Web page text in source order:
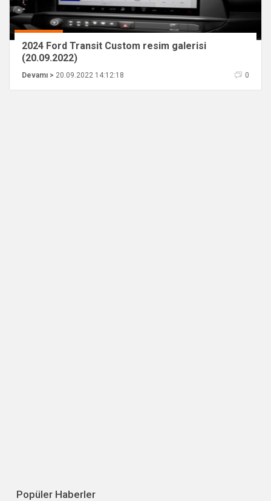
2024 Ford Transit Custom resim galerisi
(20.09.2022)
Devamı > 20.09.2022 14:12:18 0
Popüler Haberler